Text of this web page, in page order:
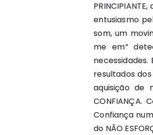
entusiasmo
som, um
me em”
necessidades.
resultados
aquisição de
CONFIANÇA.
Confiança
do NÃO